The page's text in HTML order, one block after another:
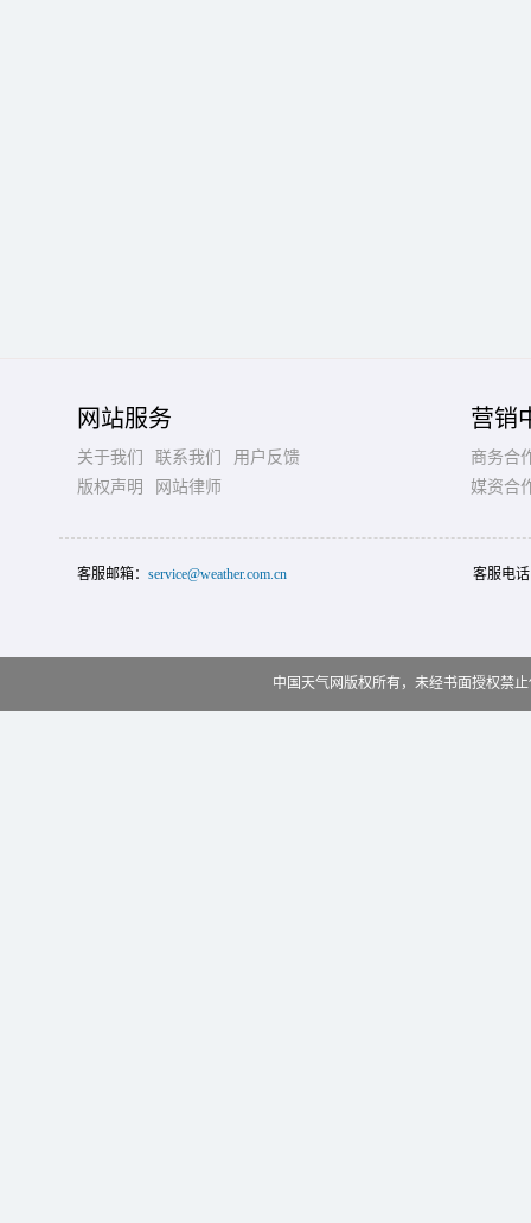
网站服务
关于我们 联系我们
用户反馈
版权声明
网站律师
营销
商务合
媒资合
客服邮箱： service@weather.com.cn 客服电
中国天气网版权所有，未经书面授权